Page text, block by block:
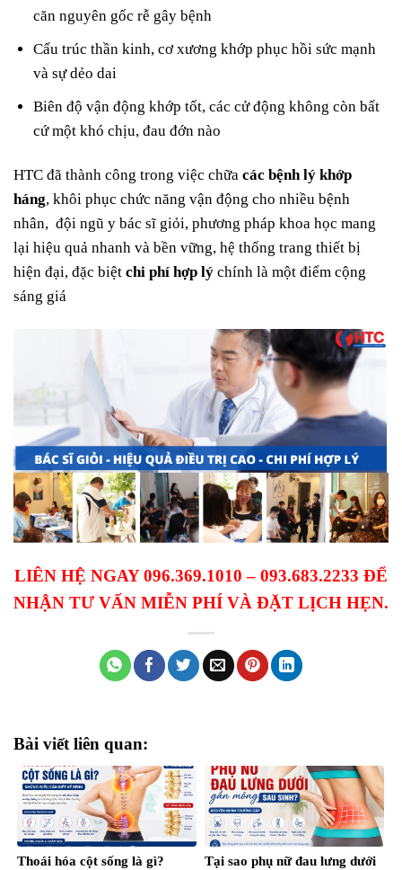
căn nguyên gốc rễ gây bệnh
Cấu trúc thần kinh, cơ xương khớp phục hồi sức mạnh
và sự dẻo dai
Biên độ vận động khớp tốt, các cử động không còn bất
cứ một khó chịu, đau đớn nào
HTC đã thành công trong việc chữa các bệnh lý khớp
háng, khôi phục chức năng vận động cho nhiều bệnh
nhân, đội ngũ y bác sĩ giỏi, phương pháp khoa học mang
lại hiệu quả nhanh và bền vững, hệ thống trang thiết bị
hiện đại, đặc biệt chi phí hợp lý chính là một điểm cộng
sáng giá
LIÊN HỆ NGAY 096.369.1010 – 093.683.2233 ĐỂ
NHẬN TƯ VẤN MIỄN PHÍ VÀ ĐẶT LỊCH HẸN.
Bài viết liên quan:
Thoái hóa cột sống là gì?
Tại sao phụ nữ đau lưng dưới